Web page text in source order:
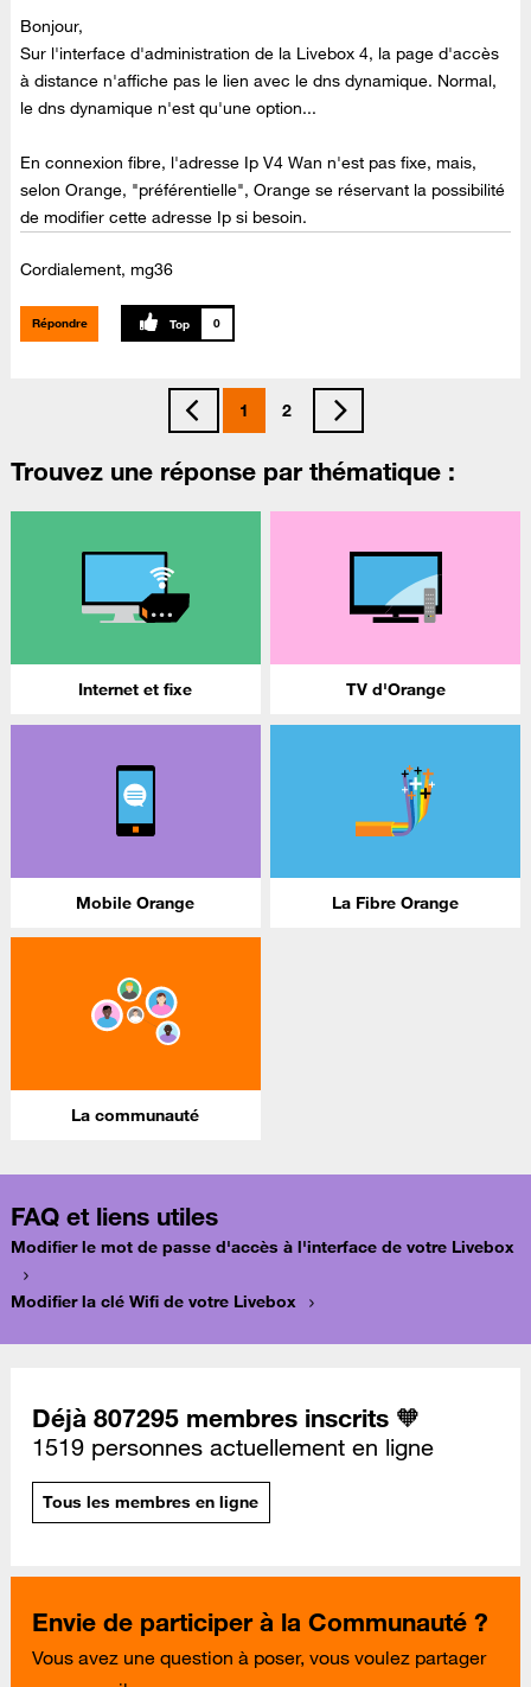
Bonjour,
Sur l'interface d'administration de la Livebox 4, la page d'accès
à distance n'affiche pas le lien avec le dns dynamique. Normal,
le dns dynamique n'est qu'une option...
En connexion fibre, l'adresse Ip V4 Wan n'est pas fixe, mais,
selon Orange, "préférentielle", Orange se réservant la possibilité
de modifier cette adresse Ip si besoin.
Cordialement, mg36
Répondre 0
1 2
Trouvez une réponse par thématique :
Internet et fixe TV d'Orange
Mobile Orange La Fibre Orange
La communauté
FAQ et liens utiles
Modifier le mot de passe d'accès à l'interface de votre Livebox
Modifier la clé Wifi de votre Livebox
Déjà 807295 membres inscrits 🧡
1519 personnes actuellement en ligne
Tous les membres en ligne
Envie de participer à la Communauté ?
Vous avez une question à poser, vous voulez partager